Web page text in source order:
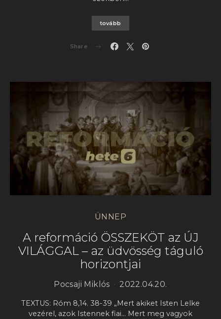
tovább
Share
ÜNNEP
A reformáció ÖSSZEKÖT az ÚJ
VILÁGGAL – az üdvösség táguló
horizontjai
Pocsaji Miklós 2022.04.20.
TEXTUS: Róm 8,14. 38-39 „Mert akiket Isten Lelke
vezérel, azok Istennek fiai… Mert meg vagyok